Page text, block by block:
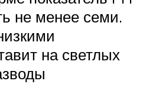
не менее семи.
на светлых